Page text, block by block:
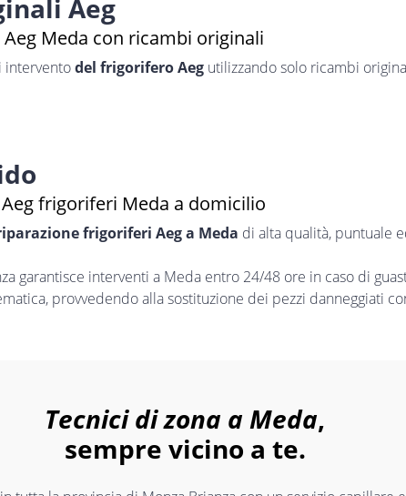
Aeg
Meda con ricambi originali
interventodel frigorifero Aeg utilizzando solo ricambi
frigoriferi Meda a domicilio
frigoriferi Aeg a Meda di alta qualità, puntuale
garantisce interventi a Meda entro 24/48 ore in caso di
provvedendo alla sostituzione dei pezzi danneggiati
Tecnici di zona a Meda,
sempre vicino a te.